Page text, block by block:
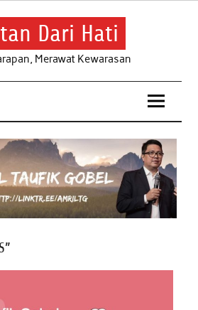
Dari Hati
Merawat Kewarasan